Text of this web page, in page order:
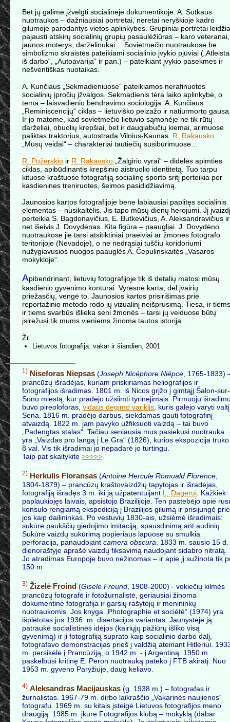
Bet jų galime įžvelgti socialinėje dokumentikoje. A. Sutkaus
nuotraukos – dažniausiai portretai, neretai neryškioje kadro
gilumoje parodantys vietos aplinkybes. Grupiniai portretai leidžia
pajausti atskirų socialinių grupių pasaulėžiūras – karo veteranai,
jaunos moterys, darželinukai… Sovietmečio nuotraukose be
simbolizmo skraistės pateikiami socialinio įvykio pjūviai
iš darbo“, „Autoavarija“ ir pan.) – pateikiant įvykio pasekmes ir
nešventiškas nuotaikas.
A. Kunčiaus „Sekmadieniuose“ pateikiamos nerafinuotos
socialinių įpročių įžvalgos. Sekmadienis tėra laiko aplinkybė, o
tema – laisvadienio bendravimo sociologija. A. Kunčiaus
„Reminiscencijų“ ciklas – lietuviško peizažo ir natiurmorto
Ir jo matome, kad sovietmečio lietuvio sąmonėje ne tik rūtų
darželiai, obuolių krepšiai, bet ir daugiabučių kiemai, arimuose
paliktas traktorius, autostrada Vilnius-Kaunas. R. Rakausko
„Mūsų veidai“ – charakteriai tautiečių susibūrimuose…
R. Požerskio ir R. Rakausko „Žalgirio vyrai“ – didelės apimties
ciklas, apibūdinantis krepšinio aistruolio identitetą. Tuo tarpu
kituose kraštuose fotografiją socialinę sporto sritį perteikia per
kasdienines treniruotes, šeimos pasididžiavimą.
Jaunosios kartos fotografijoje bene labiausiai paplitęs socialinis
elementas – nusikaltėlis. Jis tapo mūsų dienų herojumi. Jį įvaizdį
perteikia S. Bagdonavičius, E. Butkevičius, A. Aleksandravičius ir
net išeivis J. Dovydėnas. Kita figūra – paaugliai. J. Dovydėno
nuotraukose jie tarsi atsitiktiniai praeiviai ar žmonės fotografo
teritorijoje (Nevadoje), o ne nedrąsiai tuščiu koridoriumi
nužygiavusios nuogos paauglės A. Čepulinskaitės „Vasaros
mokykloje“.
Apibendrinant, lietuvių fotografijoje tik iš detalių matosi mūsų
kasdienio gyvenimo kontūrai. Vyresnė karta, dėl įvairių
priežasčių, vengė to. Jaunosios kartos prisirišimas prie
reportažinio metodo rodo jų vizualinį neišprusimą. Tiesa, ir
ir tiems svarbūs išlieka seni žmonės – tarsi jų veiduose būtų
įsirėžusi tik mums vieniems žinoma tautos istorija...
Žr.
Lietuvos fotografija: vakar ir šiandien, 2001
1) Niseforas Niepsas (Joseph Nicéphore Niépce , 1765-1833)
prancūzų išradėjas, kuriam priskiriamas heliografijos ir
fotografijos išradimas. 1801 m. iš Nicos grįžo į gimtąjį Šalon-sur-
Sono miestą, kur pradėjo užsiimti tyrinėjimais. Pirmuoju
buvo pireoloforas, vidaus degimo variklis , kuris galėjo varyti valtį
Sena. 1816 m. pradėjo darbus, siekdamas gauti fotografinį
atvaizdą. 1822 m. jam pavyko užfiksuoti vaizdą – tai buvo
„Padengtas stalas“. Tačiau seniausia mus pasiekusi nuotrauka
yra „Vaizdas pro langą į Le Gra“ (1826), kurios ekspozicija truko
8 val. Vis tik išradimai jo nepadarė jo turtingu.
Taip pat skaitykite >>>>>
2) Herkulis Floransas (Antoine Hercule Romuald Florence
1804-1879) – prancūzų kraštovaizdžių tapytojas ir išradėjas,
fotografiją išradęs 3 m. iki ją užpatentuijant L. Dagerui . Kažkiek
paplaukiojęs laivais, apsistojo Brazilijoje. Ten pastebėjo apie
konsulo rengiamą ekspediciją į Brazilijos gilumą ir prisijungė prie
jos kaip dailininkas. Po vestuvių 1830-ais, užsiėmė išradimais:
sukūrė paukščių giedojimo imitaciją, spausdinimą ant audinių.
Sukūrė vaizdų sukūrimą popieriaus lapuose su smulkia
perforacija, panaudojant camera obscura . 1833 m. sausio 15 d.
dienoraštyje aprašė vaizdų fiksavimą naudojant sidabro nitratą.
Jo atradimas Europoje buvo nežinomas – ir apie jį sužinota tik
150 m.
3) Žizelė Froind (Gisele Freund , 1908-2000) - vokiečių kilmės
prancūzų fotografė ir fotožurnalistė, geriausiai žinoma
dokumentine fotografija ir garsių rašytojų ir menininkų
nuotraukomis. Jos knyga „Photographie et société“ (1974) yra
išplėtotas jos 1936 m. disertacijos variantas. Jaunystėje ją
patraukė socialistinės idėjos (kairiųjų pažiūrų išliko visą
gyvenimą) ir ji fotografiją suprato kaip socialinio darbo dalį,
fotografavo demonstracijas prieš į valdžią ateinant Hitleriui.
m. persikėlė į Prancūziją, o 1942 m. - į Argentiną. 1950 m.
paskelbusi kritinę E. Peron nuotrauką pateko į FTB akiratį. Nuo
1953 m. gyveno Paryžiuje, daug keliavo.
4) Aleksandras Macijauskas (g. 1938 m.) – fotografas ir
žurnalistas. 1967-79 m. dirbo laikraščio „Vakarinės naujienos“
fotografu. 1969 m. su kitais įsteigė Lietuvos fotografijos meno
draugiją. 1985 m. įkūrė Fotografijos klubą – mokyklą (dabar